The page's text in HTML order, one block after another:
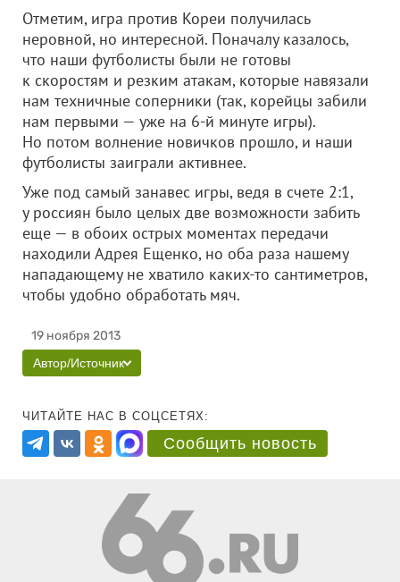
Отметим, игра против Кореи получилась
неровной, но интересной. Поначалу казалось,
что наши футболисты были не готовы
к скоростям и резким атакам, которые навязали
нам техничные соперники (так, корейцы забили
нам первыми — уже на 6-й минуте игры).
Но потом волнение новичков прошло, и наши
футболисты заиграли активнее.
Уже под самый занавес игры, ведя в счете 2:1,
у россиян было целых две возможности забить
еще — в обоих острых моментах передачи
находили Адрея Ещенко, но оба раза нашему
нападающему не хватило каких-то сантиметров,
чтобы удобно обработать мяч.
19 ноября 2013
Автор/Источник
ЧИТАЙТЕ НАС В СОЦСЕТЯХ:
Сообщить новость